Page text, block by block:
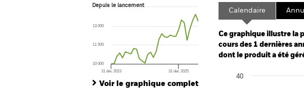
Depuis le lancement
The chart has 1 X axis displaying Time. Range: 2023-12-31 00:00:00
The chart has 1 Y axis displaying values. Range: 0 to 45.
Depuis le lancement
31 déc 2023 31 déc 2025
10 000
11 500
13 000
Voir le graphique complet
Calendaire
Ce graphique illustre la
cours des 1 dernières
dont le produit a été
Bar chart with 2 data
40